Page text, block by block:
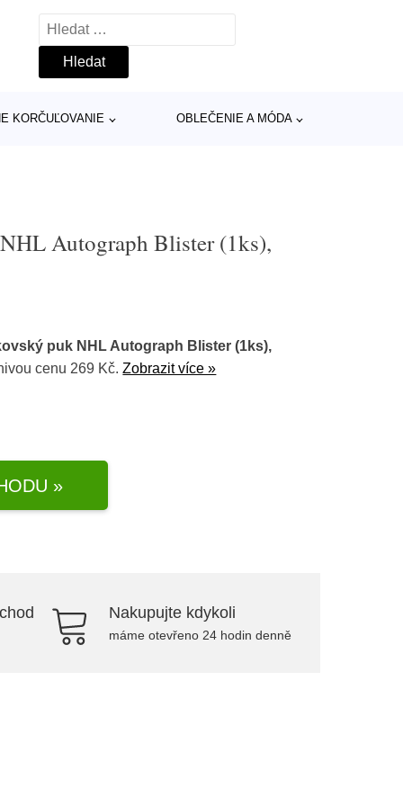
Vyhledávání
KORČUĽOVANIE OBLEČENIE A MÓDA
Autograph Blister (1ks),
puk NHL Autograph Blister (1ks),
cenu 269 Kč.Zobrazit více »
»
Nakupujte kdykoli
máme otevřeno 24 hodin denně